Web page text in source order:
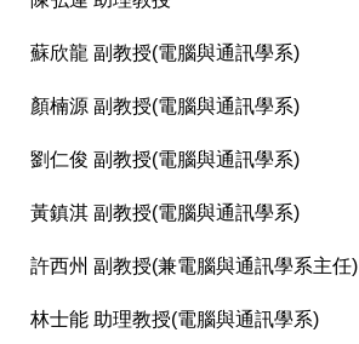
蘇欣龍 副教授(電腦與通訊學系)
顏楠源 副教授(電腦與通訊學系)
劉仁俊 副教授(電腦與通訊學系)
黃鎮淇 副教授(電腦與通訊學系)
許西州 副教授(兼電腦與通訊學系主任)
林士能 助理教授(電腦與通訊學系)